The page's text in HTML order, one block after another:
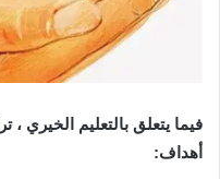
أهداف: